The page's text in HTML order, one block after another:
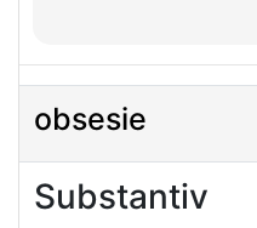
obsesie
Substantiv